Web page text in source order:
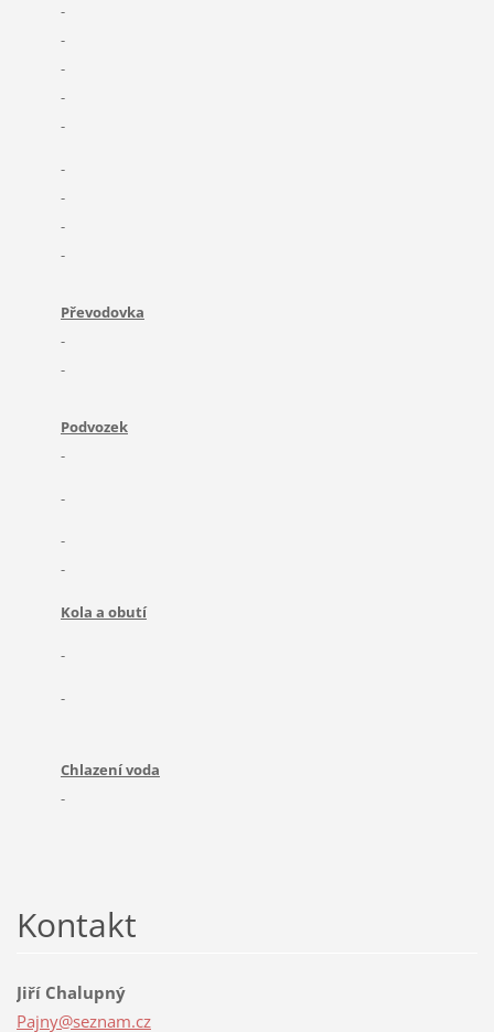
-
-
-
-
-
-
-
-
-
Převodovka
-
-
Podvozek
-
-
-
-
Kola a obutí
-
-
Chlazení voda
-
Kontakt
Jiří Chalupný
Pajny@seznam.cz